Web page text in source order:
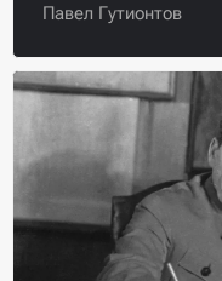
Павел Гутионтов